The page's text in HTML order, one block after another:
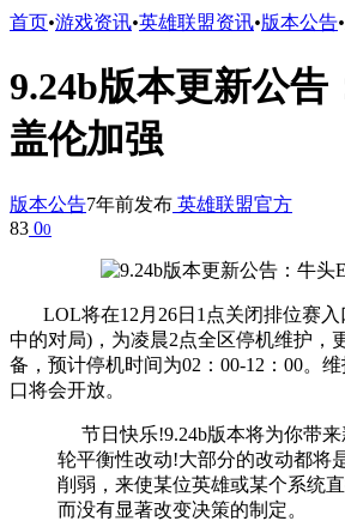
首页•游戏资讯•英雄联盟资讯•版本公告•
9.24b版本更新公告
盖伦加强
版本公告7年前发布 英雄联盟官方
83 00
LOL将在12月26日1点关闭排位赛入
中的对局)，为凌晨2点全区停机维护，
备，预计停机时间为02：00-12：00。
口将会开放。
节日快乐!9.24b版本将为你带来
轮平衡性改动!大部分的改动都将
削弱，来使某位英雄或某个系统
而没有显著改变决策的制定。